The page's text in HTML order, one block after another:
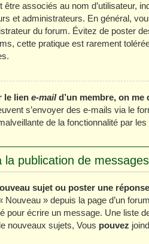
être associés au nom d’utilisateur,
et administrateurs. En général,
du forum. Évitez de poster
cette pratique est rarement
le lien e-maild’un membre, on me
s’envoyer des e-mails via le
de la fonctionnalité par
la publication de messages
sujet ou poster une
Nouveau » depuis la page d’un
pour écrire un message. Une liste
nouveaux sujets, Vous pouvez